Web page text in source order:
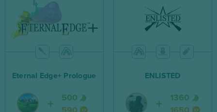
Eternal Edge+ Prologue
500
ENLISTED
1360